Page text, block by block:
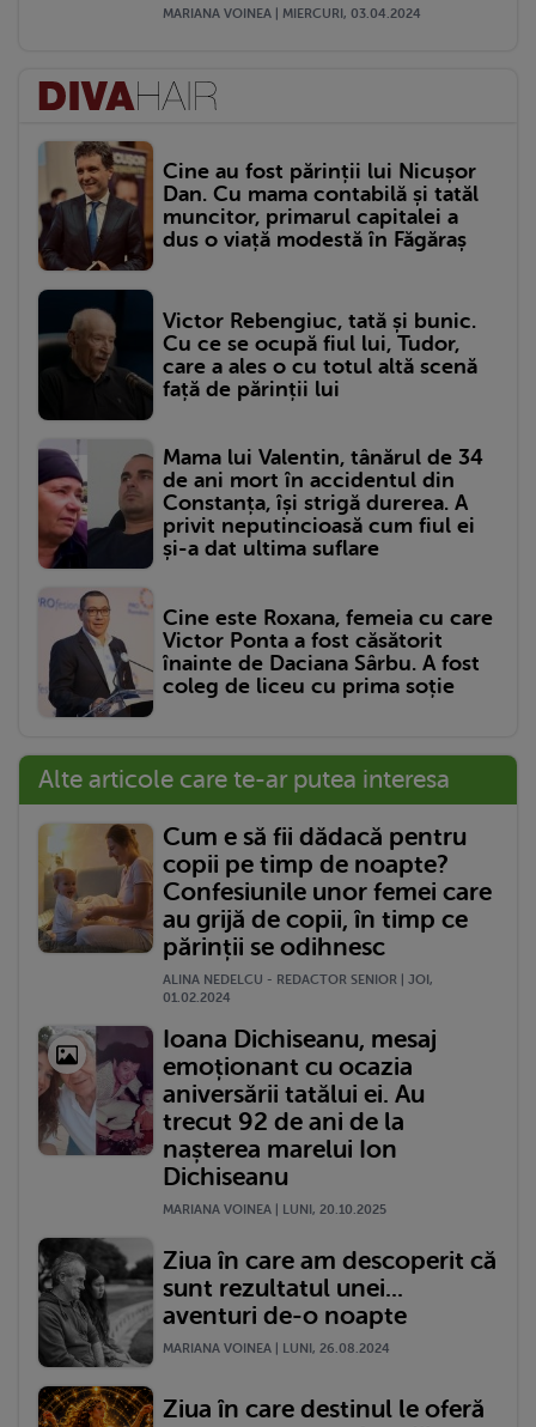
MARIANA VOINEA | MIERCURI, 03.04.2024
Cine au fost părinții lui Nicușor
Dan. Cu mama contabilă și tatăl
muncitor, primarul capitalei a
dus o viață modestă în Făgăraș
Victor Rebengiuc, tată și bunic.
Cu ce se ocupă fiul lui, Tudor,
care a ales o cu totul altă scenă
față de părinții lui
Mama lui Valentin, tânărul de 34
de ani mort în accidentul din
Constanța, își strigă durerea. A
privit neputincioasă cum fiul ei
și-a dat ultima suflare
Cine este Roxana, femeia cu care
Victor Ponta a fost căsătorit
înainte de Daciana Sârbu. A fost
coleg de liceu cu prima soție
Alte articole care te-ar putea interesa
Cum e să fii dădacă pentru
copii pe timp de noapte?
Confesiunile unor femei care
au grijă de copii, în timp ce
părinții se odihnesc
ALINA NEDELCU - REDACTOR SENIOR | JOI,
01.02.2024
Ioana Dichiseanu, mesaj
emoționant cu ocazia
aniversării tatălui ei. Au
trecut 92 de ani de la
nașterea marelui Ion
Dichiseanu
MARIANA VOINEA | LUNI, 20.10.2025
Ziua în care am descoperit că
sunt rezultatul unei...
aventuri de-o noapte
MARIANA VOINEA | LUNI, 26.08.2024
Ziua în care destinul le oferă